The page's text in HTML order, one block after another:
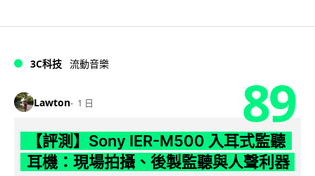
3C科技 流動音樂
Lawton 1 日 89
【評測】Sony IER-M500 入耳式監聽
耳機：現場拍攝、後製監聽與人聲利器